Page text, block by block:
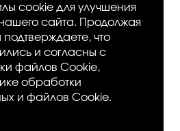
cookie для улучшения
сайта. Продолжая
что
и согласны с
файлов Cookie,
обработки
и файлов Cookie.